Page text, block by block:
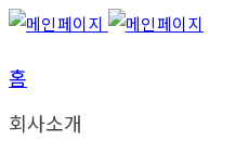
홈
회사소개